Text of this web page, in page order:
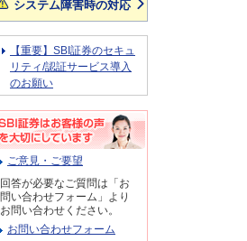
システム障害時の対応
【重要】SBI証券のセキュ
リティ/認証サービス導入
のお願い
ご意見・ご要望
回答が必要なご質問は「お
問い合わせフォーム」より
お問い合わせください。
お問い合わせフォーム